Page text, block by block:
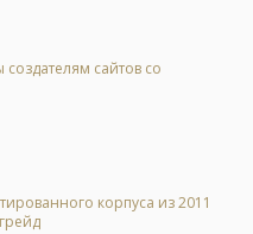
сайтов со
корпуса из 2011